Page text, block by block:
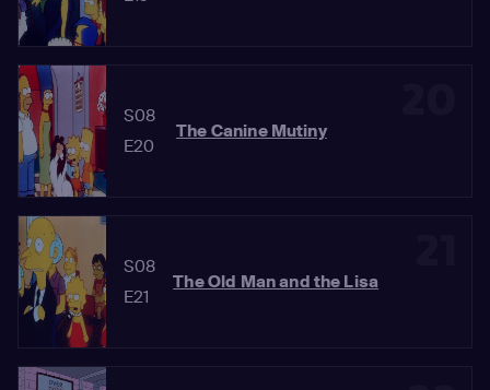
S08
E20
The Canine Mutiny
S08
E21
The Old Man and the Lisa